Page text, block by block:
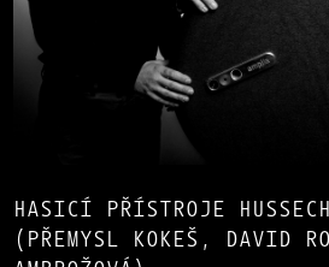
HASICÍ PŘÍSTROJE
(PŘEMYSL KOKEŠ, DAVID